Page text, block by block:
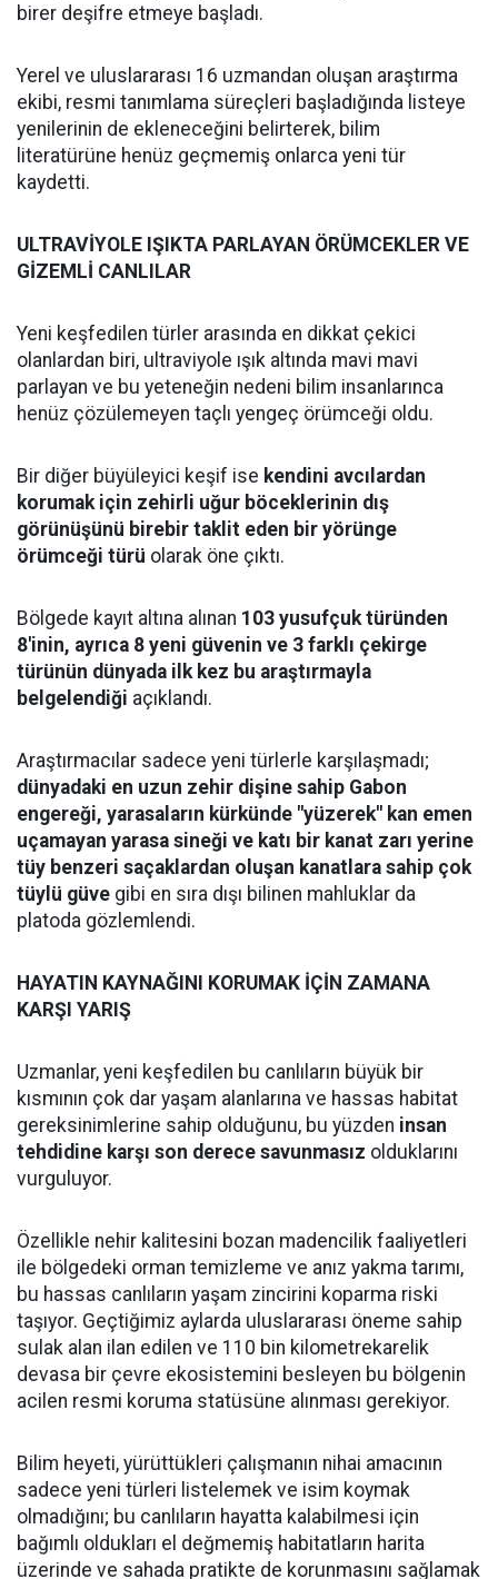
birer deşifre etmeye başladı.
Yerel ve uluslararası 16 uzmandan oluşan araştırma
ekibi, resmi tanımlama süreçleri başladığında listeye
yenilerinin de ekleneceğini belirterek, bilim
literatürüne henüz geçmemiş onlarca yeni tür
kaydetti.
ULTRAVİYOLE IŞIKTA PARLAYAN ÖRÜMCEKLER VE
GİZEMLİ CANLILAR
Yeni keşfedilen türler arasında en dikkat çekici
olanlardan biri, ultraviyole ışık altında mavi mavi
parlayan ve bu yeteneğin nedeni bilim insanlarınca
henüz çözülemeyen taçlı yengeç örümceği oldu.
Bir diğer büyüleyici keşif ise kendini avcılardan
korumak için zehirli uğur böceklerinin dış
görünüşünü birebir taklit eden bir yörünge
örümceği türü olarak öne çıktı.
Bölgede kayıt altına alınan 103 yusufçuk türünden
8'inin, ayrıca 8 yeni güvenin ve 3 farklı çekirge
türünün dünyada ilk kez bu araştırmayla
belgelendiği açıklandı.
Araştırmacılar sadece yeni türlerle karşılaşmadı;
dünyadaki en uzun zehir dişine sahip Gabon
engereği, yarasaların kürkünde "yüzerek" kan emen
uçamayan yarasa sineği ve katı bir kanat zarı yerine
tüy benzeri saçaklardan oluşan kanatlara sahip çok
tüylü güve gibi en sıra dışı bilinen mahluklar da
platoda gözlemlendi.
HAYATIN KAYNAĞINI KORUMAK İÇİN ZAMANA
KARŞI YARIŞ
Uzmanlar, yeni keşfedilen bu canlıların büyük bir
kısmının çok dar yaşam alanlarına ve hassas habitat
gereksinimlerine sahip olduğunu, bu yüzden insan
tehdidine karşı son derece savunmasız olduklarını
vurguluyor.
Özellikle nehir kalitesini bozan madencilik faaliyetleri
ile bölgedeki orman temizleme ve anız yakma tarımı,
bu hassas canlıların yaşam zincirini koparma riski
taşıyor. Geçtiğimiz aylarda uluslararası öneme sahip
sulak alan ilan edilen ve 110 bin kilometrekarelik
devasa bir çevre ekosistemini besleyen bu bölgenin
acilen resmi koruma statüsüne alınması gerekiyor.
Bilim heyeti, yürüttükleri çalışmanın nihai amacının
sadece yeni türleri listelemek ve isim koymak
olmadığını; bu canlıların hayatta kalabilmesi için
bağımlı oldukları el değmemiş habitatların harita
üzerinde ve sahada pratikte de korunmasını sağlamak